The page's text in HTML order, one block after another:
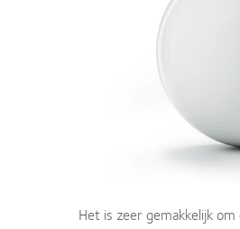
Het is zeer gemakkelijk